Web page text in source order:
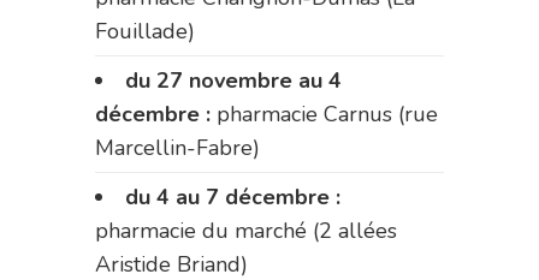
Fouillade)
du 27 novembre au 4
décembre : pharmacie Carnus (rue
Marcellin-Fabre)
du 4 au 7 décembre :
pharmacie du marché (2 allées
Aristide Briand)